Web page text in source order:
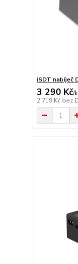
iSDT nabíječ
3 290 Kč/
2 719 Kč bez